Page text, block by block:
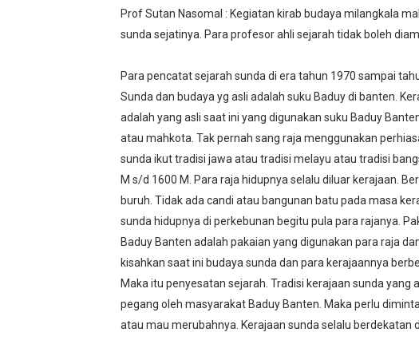
Prof Sutan Nasomal : Kegiatan kirab budaya milangkala
sunda sejatinya. Para profesor ahli sejarah tidak boleh
Para pencatat sejarah sunda di era tahun 1970 sampai
Sunda dan budaya yg asli adalah suku Baduy di banten.
adalah yang asli saat ini yang digunakan suku Baduy
atau mahkota. Tak pernah sang raja menggunakan
sunda ikut tradisi jawa atau tradisi melayu atau tradisi
M s/d 1600 M. Para raja hidupnya selalu diluar kerajaan.
buruh. Tidak ada candi atau bangunan batu pada masa
sunda hidupnya di perkebunan begitu pula para rajanya.
Baduy Banten adalah pakaian yang digunakan para raja
kisahkan saat ini budaya sunda dan para kerajaannya
Maka itu penyesatan sejarah. Tradisi kerajaan sunda
pegang oleh masyarakat Baduy Banten. Maka perlu
atau mau merubahnya. Kerajaan sunda selalu berdekatan